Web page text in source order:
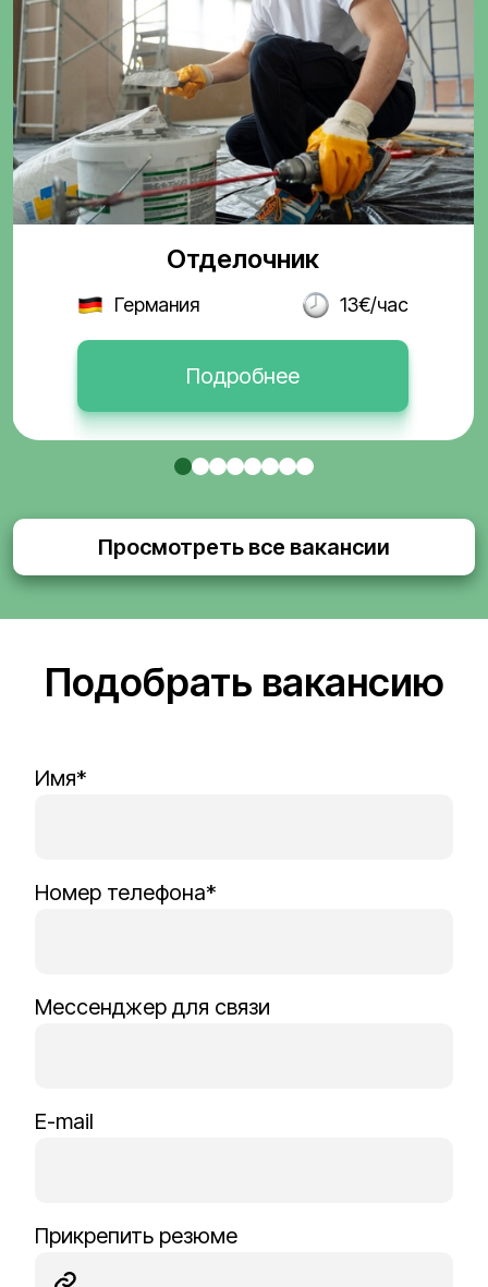
Отделочник
Германия 13€/час
Подробнее
Просмотреть все вакансии
Подобрать вакансию
Имя*
Номер телефона*
Мессенджер для связи
E-mail
Прикрепить резюме